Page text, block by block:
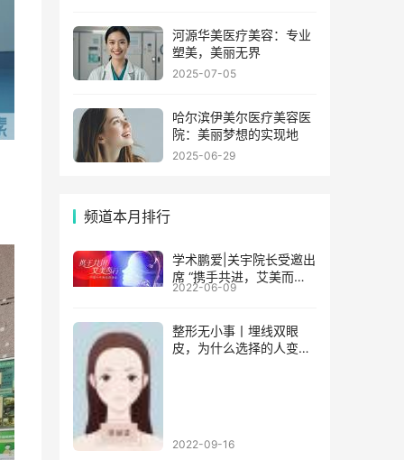
河源华美医疗美容：专业
塑美，美丽无界
2025-07-05
哈尔滨伊美尔医疗美容医
院：美丽梦想的实现地
2025-06-29
频道本月排行
学术鹏爱|关宇院长受邀出
席 “携手共进，艾美而行”
中国行年度巡讲活动
2022-06-09
整形无小事丨埋线双眼
皮，为什么选择的人变少
2022-09-16